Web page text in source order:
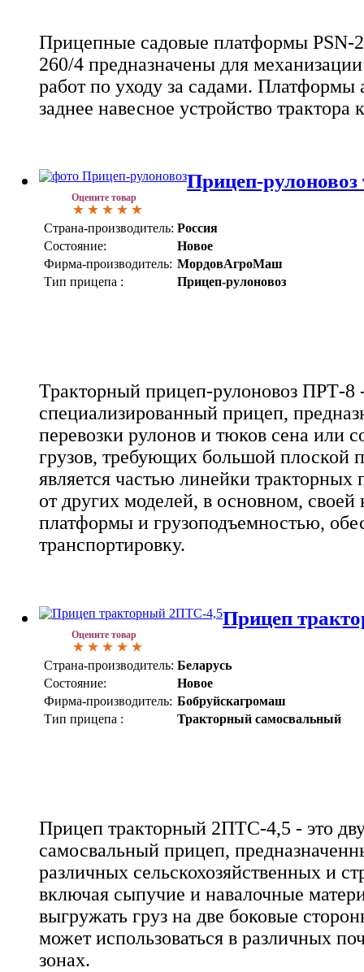
Прицепные садовые платформы PSN-
260/4 предназначены для
работ по уходу за садами. Платформы
заднее навесное устройство
Оцените товар
Прицеп-
Страна-производитель: Россия
Состояние:
Новое
Фирма-производитель: МордовАгроМаш
Тип прицепа :
Прицеп-рулоновоз
Тракторный прицеп-рулоновоз ПРТ-8
специализированный прицеп,
перевозки рулонов и тюков сена или
грузов, требующих большой плоской
является частью линейки тракторных
от других моделей, в основном, своей
платформы и грузоподъемностью,
транспортировку.
Оцените товар
Прицеп
Страна-производитель: Беларусь
Состояние:
Новое
Фирма-производитель: Бобруйскагромаш
Тип прицепа :
Тракторный самосвальный
Прицеп тракторный 2ПТС-4,5 - это
самосвальный прицеп,
различных сельскохозяйственных и
включая сыпучие и навалочные
выгружать груз на две боковые
может использоваться в различных
зонах.